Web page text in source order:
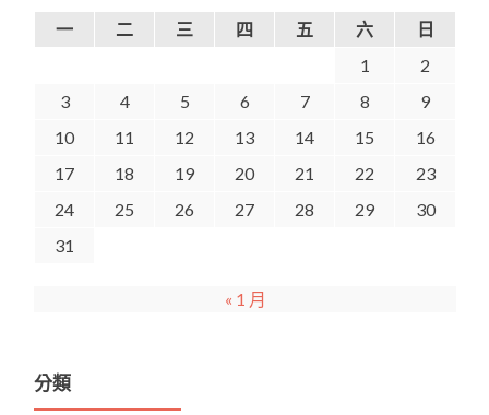
一 二 三 四 五 六
日
1
2
3
4 5 6 7 8
9
10
11 12 13 14 15
16
17
18 19 20 21 22
23
24
25 26 27 28 29
30
31
« 1 月
分類